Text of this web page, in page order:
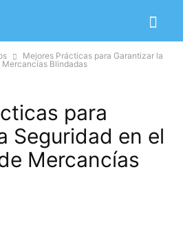
Mejores Prácticas para Garantizar la
Mercancías Blindadas
para
Seguridad en el
Mercancías